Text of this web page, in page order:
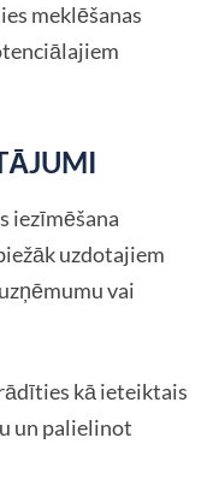
meklēšanas
iezīmēšana
uzdotajiem
vai
kā ieteiktais
un palielinot